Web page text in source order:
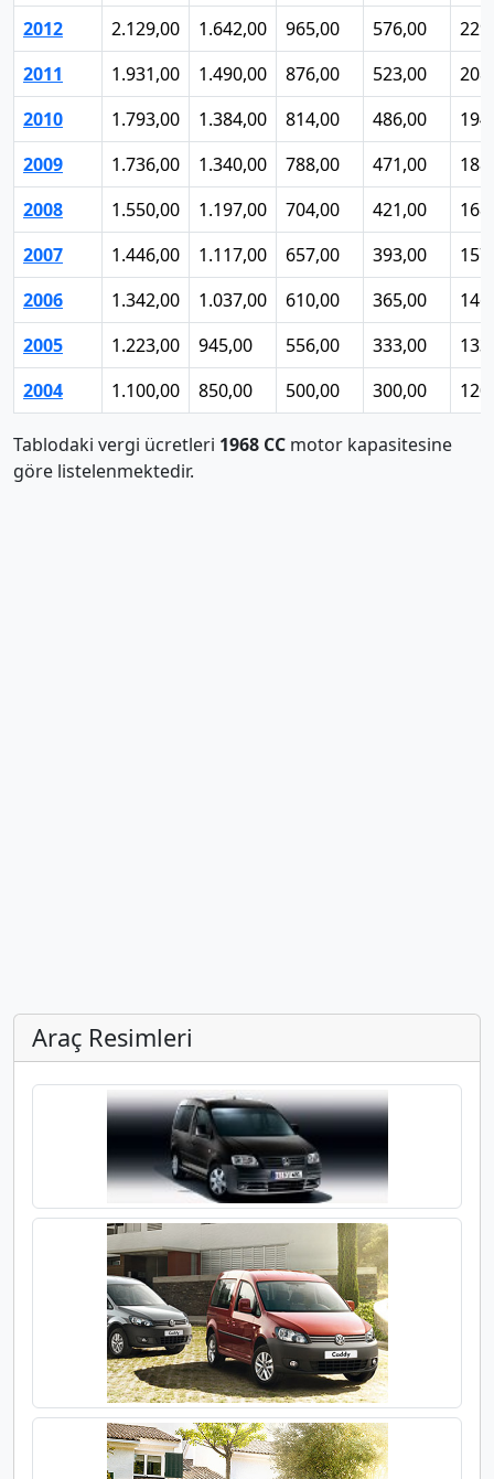
2012
2.129,00 1.642,00 965,00 576,00
2011
1.931,00 1.490,00 876,00 523,00
2010
1.793,00 1.384,00 814,00 486,00
2009
1.736,00 1.340,00 788,00 471,00
2008
1.550,00 1.197,00 704,00 421,00
2007
1.446,00 1.117,00 657,00 393,00
2006
1.342,00 1.037,00 610,00 365,00
2005
1.223,00 945,00 556,00 333,00
2004
1.100,00 850,00 500,00 300,00
Tablodaki vergi ücretleri 1968 CC motor kapasitesine
göre listelenmektedir.
Araç Resimleri